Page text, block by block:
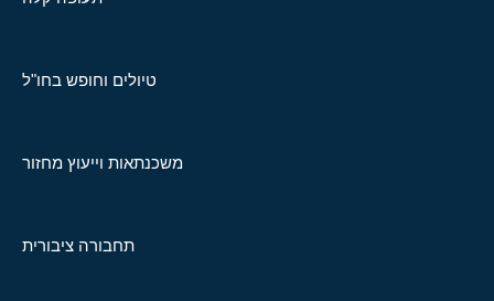
טיולים וחופש בחו"ל
משכנתאות וייעוץ מחזור
תחבורה ציבורית